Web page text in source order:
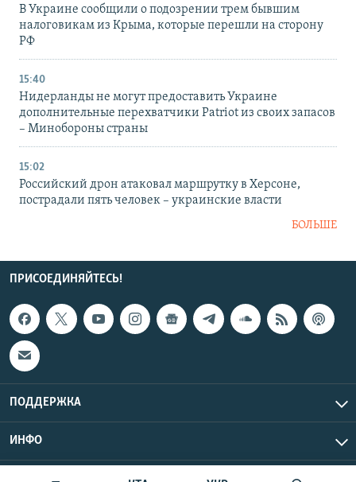
В Украине сообщили о подозрении трем бывшим
налоговикам из Крыма, которые перешли на сторону
РФ
15:40
Нидерланды не могут предоставить Украине
дополнительные перехватчики Patriot из своих запасов
– Минобороны страны
15:02
Российский дрон атаковал маршрутку в Херсоне,
пострадали пять человек – украинские власти
БОЛЬШЕ
ПРИСОЕДИНЯЙТЕСЬ!
ПОДДЕРЖКА
ИНФО